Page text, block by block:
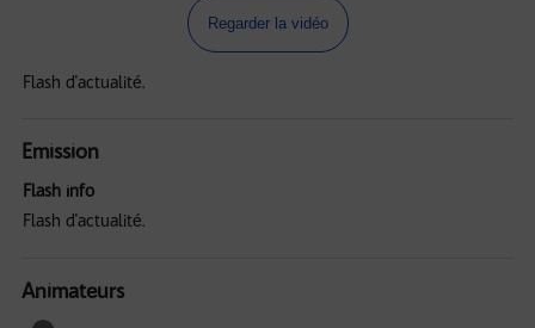
Regarder la vidéo
Flash d'actualité.
Emission
Flash info
Flash d'actualité.
Animateurs